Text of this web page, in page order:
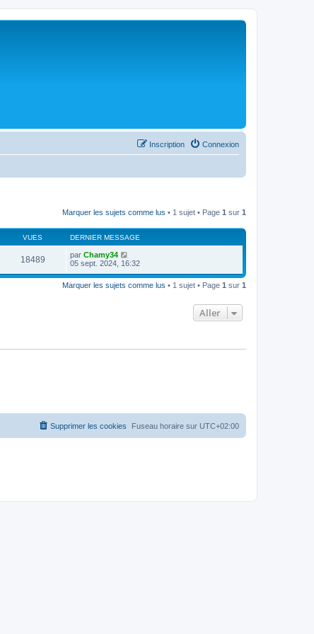
Connexion
Inscription
Marquer les sujets comme lus • 1 sujet • Page 1 sur 1
VUES DERNIER MESSAGE
18489 par Chamy34
05 sept. 2024, 16:32
Marquer les sujets comme lus • 1 sujet • Page 1 sur 1
Aller
Fuseau horaire sur UTC+02:00
Supprimer les cookies